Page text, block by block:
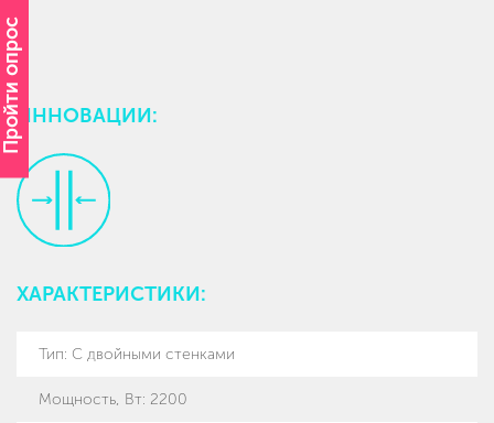
Пройти опросИННОВАЦИИ:
ХАРАКТЕРИСТИКИ:
Тип: С двойными стенками
Мощность, Вт: 2200